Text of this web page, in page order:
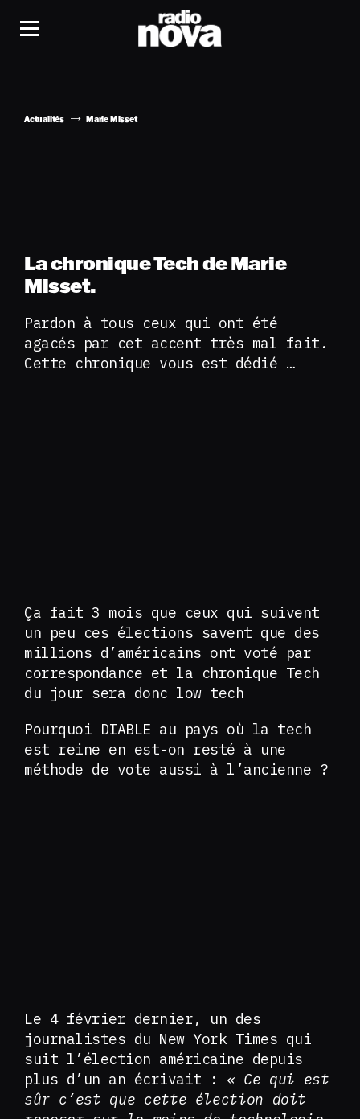
Actualités Marie Misset
La chronique Tech de Marie
Misset.
Pardon à tous ceux qui ont été
agacés par cet accent très mal fait.
Cette chronique vous est dédié …
Ça fait 3 mois que ceux qui suivent
un peu ces élections savent que des
millions d’américains ont voté par
correspondance et la chronique Tech
du jour sera donc low tech
Pourquoi DIABLE au pays où la tech
est reine en est-on resté à une
méthode de vote aussi à l’ancienne ?
Le 4 février dernier, un des
journalistes du New York Times qui
suit l’élection américaine depuis
plus d’un an écrivait : « Ce qui est
sûr c’est que cette élection doit